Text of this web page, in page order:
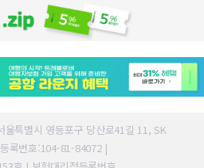
특별시 영등포구 당산로41길 11, SK
록번호:104-81-84072 |